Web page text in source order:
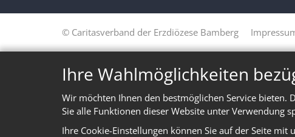
Ihre Wahlmöglichkeiten
Wir möchten Ihnen den bestmöglichen Service bieten.
Sie alle Funktionen dieser Website unter Verwendung
Ihre Cookie-Einstellungen können Sie auf der Seite mit
© Caritasverband der Erzdiözese Bamberg